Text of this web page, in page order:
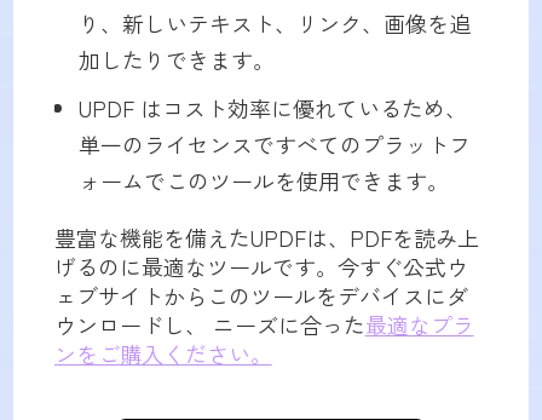
り、新しいテキスト、リンク、画像を追
加したりできます。
UPDF はコスト効率に優れているため、
単一のライセンスですべてのプラットフ
ォームでこのツールを使用できます。
豊富な機能を備えたUPDFは、PDFを読み上
げるのに最適なツールです。今すぐ公式ウ
ェブサイトからこのツールをデバイスにダ
ウンロードし、 ニーズに合った最適なプラ
ンをご購入ください。